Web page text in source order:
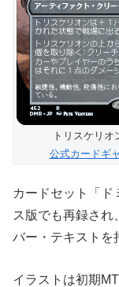
トリスケリオ
公式カードギ
カードセット「ド
ス版でも再録され
バー・テキストを
イラストは初期